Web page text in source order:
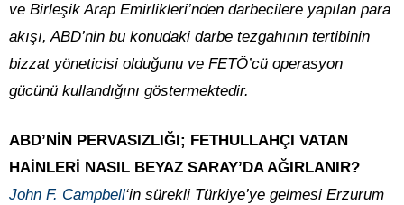
ve Birleşik Arap Emirlikleri’nden darbecilere yapılan para
akışı, ABD’nin bu konudaki darbe tezgahının tertibinin
bizzat yöneticisi olduğunu ve FETÖ’cü operasyon
gücünü kullandığını göstermektedir.
ABD’NİN PERVASIZLIĞI; FETHULLAHÇI VATAN
HAİNLERİ NASIL BEYAZ SARAY’DA AĞIRLANIR?
John F. Campbell‘in sürekli Türkiye’ye gelmesi Erzurum